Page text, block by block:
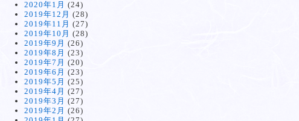
2020年1月 (24)
2019年12月 (28)
2019年11月 (27)
2019年10月 (28)
2019年9月 (26)
2019年8月 (23)
2019年7月 (20)
2019年6月 (23)
2019年5月 (25)
2019年4月 (27)
2019年3月 (27)
2019年2月 (26)